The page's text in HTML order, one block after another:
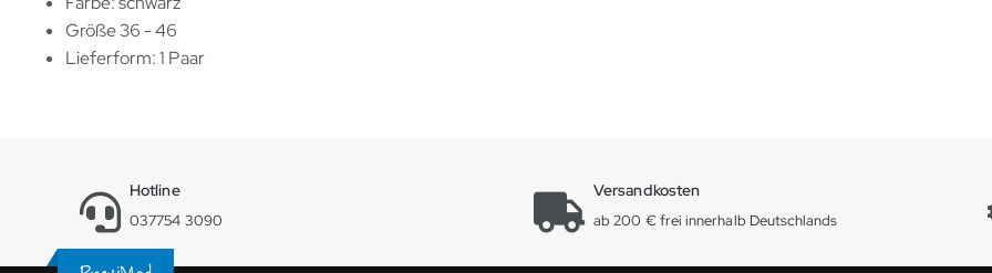
Größe 36 - 46
Lieferform: 1 Paar
Hotline
037754 3090
Versandkosten
ab 200 € frei innerhalb Deutschlands